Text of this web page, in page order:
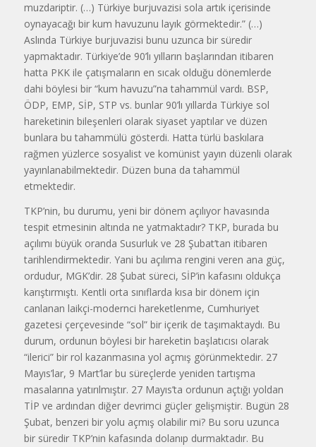
muzdariptir. (…) Türkiye burjuvazisi sola artık içerisinde
oynayacağı bir kum havuzunu layık görmektedir.” (…)
Aslında Türkiye burjuvazisi bunu uzunca bir süredir
yapmaktadır. Türkiye’de 90’lı yılların başlarından itibaren
hatta PKK ile çatışmaların en sıcak olduğu dönemlerde
dahi böylesi bir “kum havuzu”na tahammül vardı. BSP,
ÖDP, EMP, SİP, STP vs. bunlar 90’lı yıllarda Türkiye sol
hareketinin bileşenleri olarak siyaset yaptılar ve düzen
bunlara bu tahammülü gösterdi. Hatta türlü baskılara
rağmen yüzlerce sosyalist ve komünist yayın düzenli olarak
yayınlanabilmektedir. Düzen buna da tahammül
etmektedir.
TKP’nin, bu durumu, yeni bir dönem açılıyor havasında
tespit etmesinin altında ne yatmaktadır? TKP, burada bu
açılımı büyük oranda Susurluk ve 28 Şubat’tan itibaren
tarihlendirmektedir. Yani bu açılıma rengini veren ana güç,
ordudur, MGK’dir. 28 Şubat süreci, SİP’in kafasını oldukça
karıştırmıştı. Kentli orta sınıflarda kısa bir dönem için
canlanan laikçi-modernci hareketlenme, Cumhuriyet
gazetesi çerçevesinde “sol” bir içerik de taşımaktaydı. Bu
durum, ordunun böylesi bir hareketin başlatıcısı olarak
“ilerici” bir rol kazanmasına yol açmış görünmektedir. 27
Mayıs’lar, 9 Mart’lar bu süreçlerde yeniden tartışma
masalarına yatırılmıştır. 27 Mayıs’ta ordunun açtığı yoldan
TİP ve ardından diğer devrimci güçler gelişmiştir. Bugün 28
Şubat, benzeri bir yolu açmış olabilir mi? Bu soru uzunca
bir süredir TKP’nin kafasında dolanıp durmaktadır. Bu